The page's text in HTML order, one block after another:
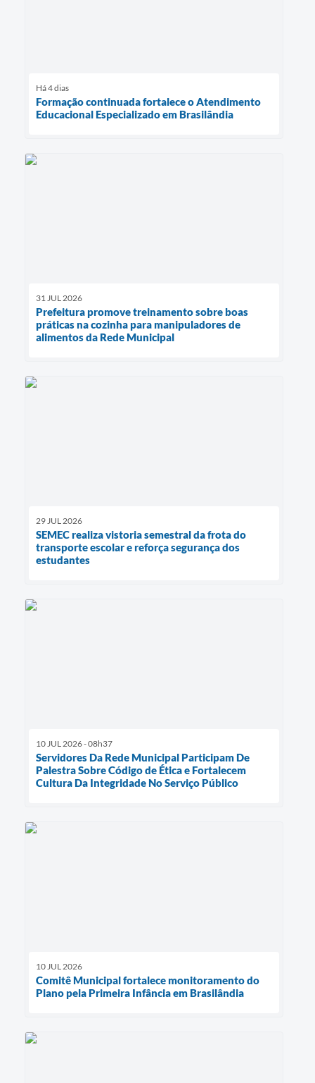
Há 4 dias
Formação continuada fortalece o Atendimento
Educacional Especializado em Brasilândia
31 JUL 2026
Prefeitura promove treinamento sobre boas
práticas na cozinha para manipuladores de
alimentos da Rede Municipal
29 JUL 2026
SEMEC realiza vistoria semestral da frota do
transporte escolar e reforça segurança dos
estudantes
10 JUL 2026 - 08h37
Servidores Da Rede Municipal Participam De
Palestra Sobre Código de Ética e Fortalecem
Cultura Da Integridade No Serviço Público
10 JUL 2026
Comitê Municipal fortalece monitoramento do
Plano pela Primeira Infância em Brasilândia